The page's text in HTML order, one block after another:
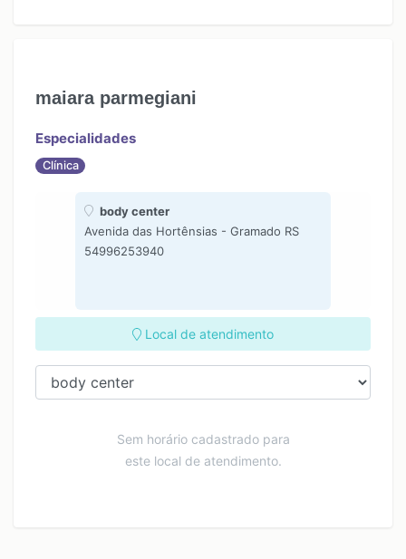
maiara parmegiani
Especialidades
Clínica
body center
Avenida das Hortênsias - Gramado RS
54996253940
Local de atendimento
Sem horário cadastrado para
este local de atendimento.